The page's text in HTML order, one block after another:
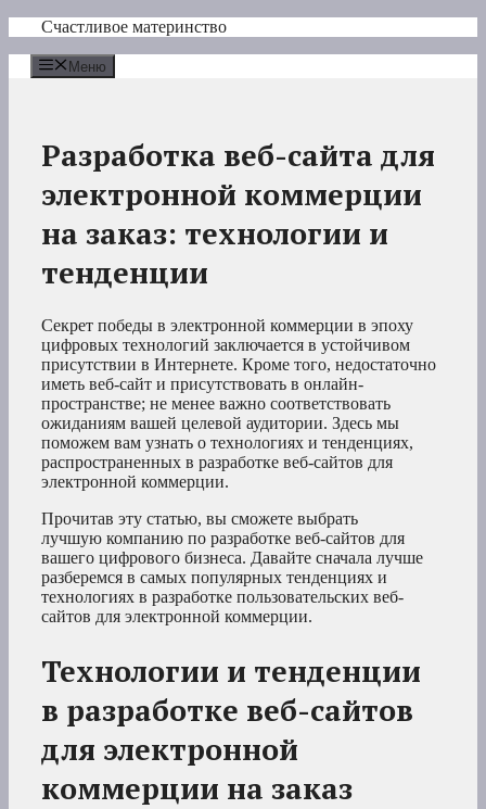
Перейти
содержимому
Счастливое материнство
Меню
Разработка веб-сайта для
электронной коммерции
на заказ: технологии и
тенденции
Секрет победы в электронной коммерции в эпоху
цифровых технологий заключается в устойчивом
присутствии в Интернете. Кроме того, недостаточно
иметь веб-сайт и присутствовать в онлайн-
пространстве; не менее важно соответствовать
ожиданиям вашей целевой аудитории. Здесь мы
поможем вам узнать о технологиях и тенденциях,
распространенных в разработке веб-сайтов для
электронной коммерции.
Прочитав эту статью, вы сможете выбрать
лучшую компанию по разработке веб-сайтов для
вашего цифрового бизнеса. Давайте сначала лучше
разберемся в самых популярных тенденциях и
технологиях в разработке пользовательских веб-
сайтов для электронной коммерции.
Технологии и тенденции
в разработке веб-сайтов
для электронной
коммерции на заказ